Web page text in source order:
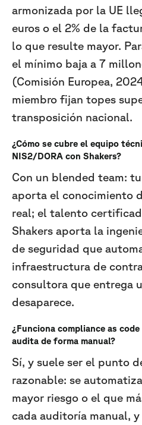
armonizada por la UE
euros o el 2% de la
lo que resulte mayor.
el mínimo baja a 7
(Comisión Europea,
miembro fijan topes
transposición nacional.
¿Cómo se cubre el equipo
NIS2/DORA con Shakers?
Con un blended team:
aporta el conocimiento
real; el talento
Shakers aporta la
de seguridad que
infraestructura de
consultora que entrega
desaparece.
¿Funciona compliance as
audita de forma manual?
Sí, y suele ser el punto
razonable: se
mayor riesgo o el que
cada auditoría manual,